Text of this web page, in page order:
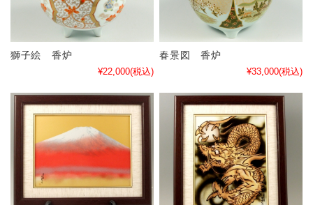
獅子絵 香炉
¥22,000(税込)
春景図 香炉
¥33,000(税込)